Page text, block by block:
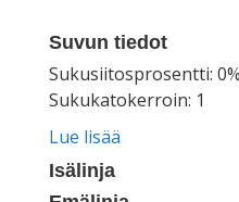
Suvun tiedot
Sukusiitosprosentti: 0%
Sukukatokerroin: 1
Lue lisää
Isälinja